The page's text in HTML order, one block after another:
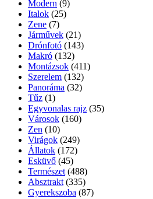
Modern (9)
Italok (25)
Zene (7)
Járművek (21)
Drónfotó (143)
Makró (132)
Montázsok (411)
Szerelem (132)
Panoráma (32)
Tűz (1)
Egyvonalas rajz (35)
Városok (160)
Zen (10)
Virágok (249)
Állatok (172)
Esküvő (45)
Természet (488)
Absztrakt (335)
Gyerekszoba (87)